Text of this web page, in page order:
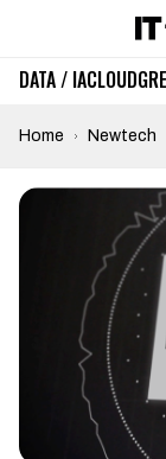
DATA / IACLOUD
Home Newtech